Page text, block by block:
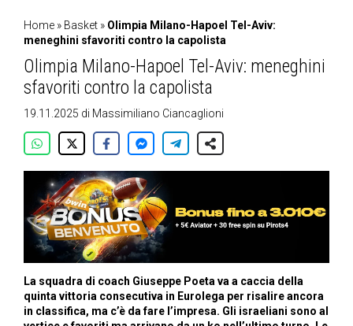
Home » Basket » Olimpia Milano-Hapoel Tel-Aviv:
meneghini sfavoriti contro la capolista
Olimpia Milano-Hapoel Tel-Aviv: meneghini
sfavoriti contro la capolista
19.11.2025 di Massimiliano Ciancaglioni
La squadra di coach Giuseppe Poeta va a caccia della
quinta vittoria consecutiva in Eurolega per risalire ancora
in classifica, ma c’è da fare l’impresa. Gli israeliani sono al